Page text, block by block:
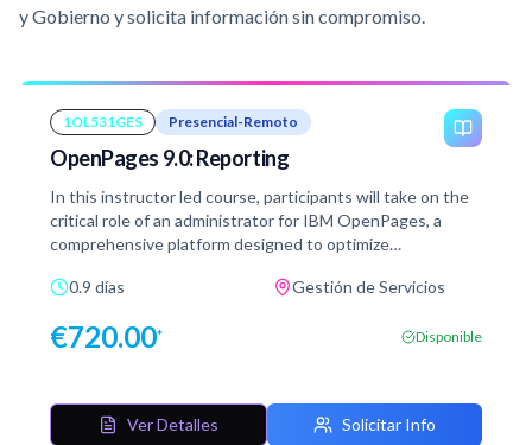
y Gobierno y solicita información sin compromiso.
1OL531GES Presencial-Remoto
OpenPages 9.0: Reporting
In this instructor led course, participants will take on the
critical role of an administrator for IBM OpenPages, a
comprehensive platform designed to optimize
processes within an organization. Through practical,
configuring and managing reporting features within the
0.9 días Gestión de Servicios
€720.00* Disponible
Ver Detalles Solicitar Info